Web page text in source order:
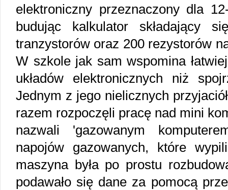
elektroniczny przeznaczony dla
budując kalkulator składający
tranzystorów oraz 200 rezystorów
W szkole jak sam wspomina
układów elektronicznych niż
Jednym z jego nielicznych
razem rozpoczęli pracę nad mini
nazwali 'gazowanym
napojów gazowanych, które
maszyna była po prostu
podawało się dane za pomocą